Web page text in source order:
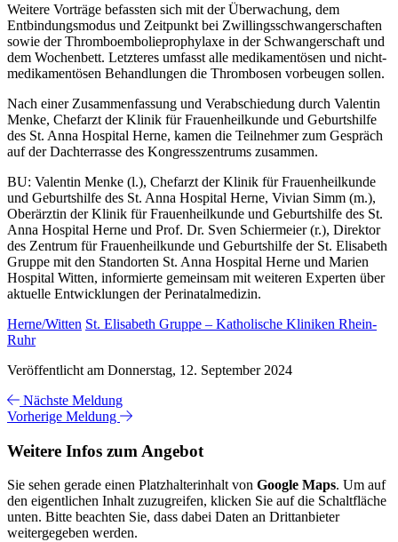
Weitere Vorträge befassten sich mit der Überwachung, dem
Entbindungsmodus und Zeitpunkt bei Zwillingsschwangerschaften
sowie der Thromboembolieprophylaxe in der Schwangerschaft und
dem Wochenbett. Letzteres umfasst alle medikamentösen und nicht-
medikamentösen Behandlungen die Thrombosen vorbeugen sollen.
Nach einer Zusammenfassung und Verabschiedung durch Valentin
Menke, Chefarzt der Klinik für Frauenheilkunde und Geburtshilfe
des St. Anna Hospital Herne, kamen die Teilnehmer zum Gespräch
auf der Dachterrasse des Kongresszentrums zusammen.
BU: Valentin Menke (l.), Chefarzt der Klinik für Frauenheilkunde
und Geburtshilfe des St. Anna Hospital Herne, Vivian Simm (m.),
Oberärztin der Klinik für Frauenheilkunde und Geburtshilfe des St.
Anna Hospital Herne und Prof. Dr. Sven Schiermeier (r.), Direktor
des Zentrum für Frauenheilkunde und Geburtshilfe der St. Elisabeth
Gruppe mit den Standorten St. Anna Hospital Herne und Marien
Hospital Witten, informierte gemeinsam mit weiteren Experten über
aktuelle Entwicklungen der Perinatalmedizin.
Herne/Witten St. Elisabeth Gruppe – Katholische Kliniken Rhein-
Ruhr
Veröffentlicht am Donnerstag, 12. September 2024
Nächste Meldung
Vorherige Meldung
Weitere Infos zum Angebot
Sie sehen gerade einen Platzhalterinhalt von Google Maps. Um auf
den eigentlichen Inhalt zuzugreifen, klicken Sie auf die Schaltfläche
unten. Bitte beachten Sie, dass dabei Daten an Drittanbieter
weitergegeben werden.